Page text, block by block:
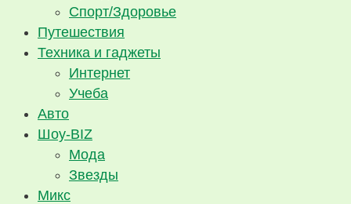
Спорт/Здоровье
Путешествия
Техника и гаджеты
Интернет
Учеба
Авто
Шоу-BIZ
Мода
Звезды
Микс